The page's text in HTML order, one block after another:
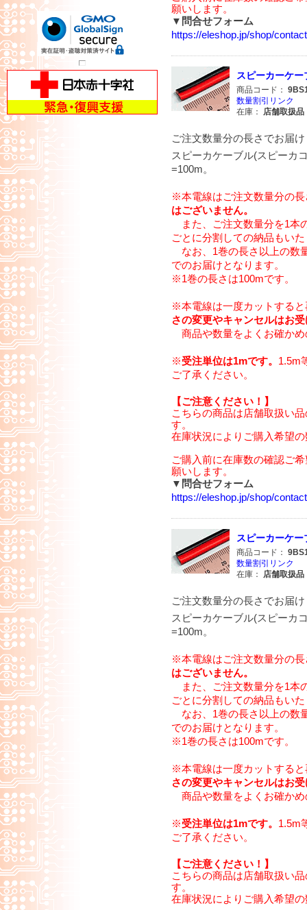
願いします。
▼問合せフォーム
https://eleshop.jp/shop/
スピーカーケ
商品コード：
数量割引リンク
在庫：
店舗取扱
ご注文数量分の長さでお届け
スピーカケーブル(スピーカ
=100m。
※本電線はご注文数量分の
はございません。
また、ご注文数量分を1本
ごとに分割しての納品もい
なお、1巻の長さ以上の数
でのお届けとなります。
※1巻の長さは100mです。
※本電線は一度カットする
さの変更やキャンセルはお
商品や数量をよくお確か
※受注単位は1mです。 1.5m
ご了承ください。
【ご注意ください！】
こちらの商品は店舗取扱い
す。
在庫状況によりご購入希望
ご購入前に在庫数の確認ご
願いします。
▼問合せフォーム
https://eleshop.jp/shop/
スピーカーケ
商品コード：
数量割引リンク
在庫：
店舗取扱
ご注文数量分の長さでお届け
スピーカケーブル(スピーカ
=100m。
※本電線はご注文数量分の
はございません。
また、ご注文数量分を1本
ごとに分割しての納品もい
なお、1巻の長さ以上の数
でのお届けとなります。
※1巻の長さは100mです。
※本電線は一度カットする
さの変更やキャンセルはお
商品や数量をよくお確か
※受注単位は1mです。 1.5m
ご了承ください。
【ご注意ください！】
こちらの商品は店舗取扱い
す。
在庫状況によりご購入希望